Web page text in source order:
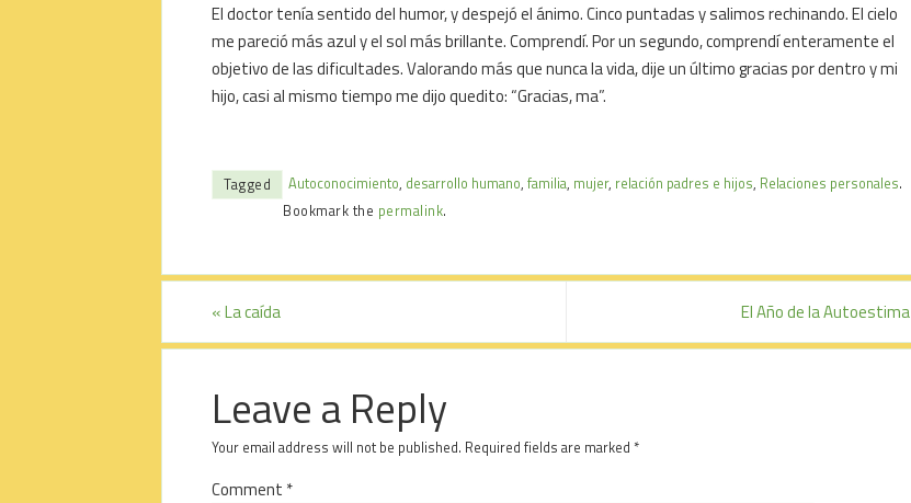
El doctor tenía sentido del humor, y despejó el ánimo. Cinco puntadas y salimos rechinando. El cielo
me pareció más azul y el sol más brillante. Comprendí. Por un segundo, comprendí enteramente el
objetivo de las dificultades. Valorando más que nunca la vida, dije un último gracias por dentro y mi
hijo, casi al mismo tiempo me dijo quedito: “Gracias, ma”.
Tagged Autoconocimiento, desarrollo humano, familia, mujer, relación padres e hijos, Relaciones personales.
Bookmark the permalink.
«La caída El Año de la Autoestima
Leave a Reply
Your email address will not be published. Required fields are marked *
Comment *